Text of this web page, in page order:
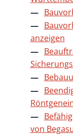
anzeigen
von